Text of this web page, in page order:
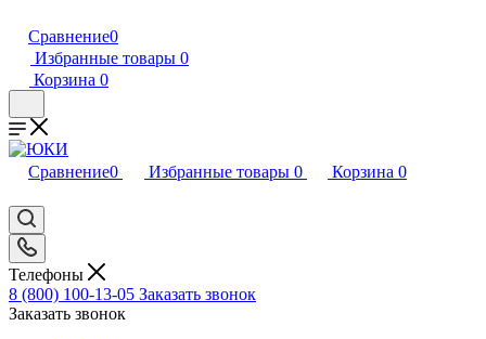
Сравнение0
Избранные товары 0
Корзина 0
Сравнение0 Избранные товары 0 Корзина 0
Телефоны
8 (800) 100-13-05 Заказать звонок
Заказать звонок